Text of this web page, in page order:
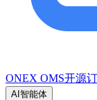
ONEX OMS开源
AI智能体